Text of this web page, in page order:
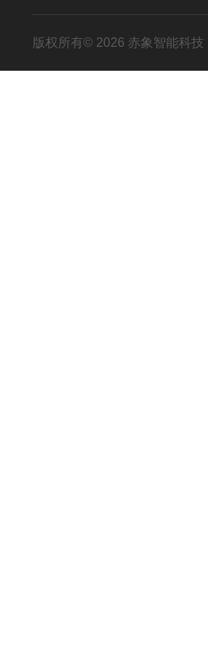
版权所有© 2026 赤象智能科